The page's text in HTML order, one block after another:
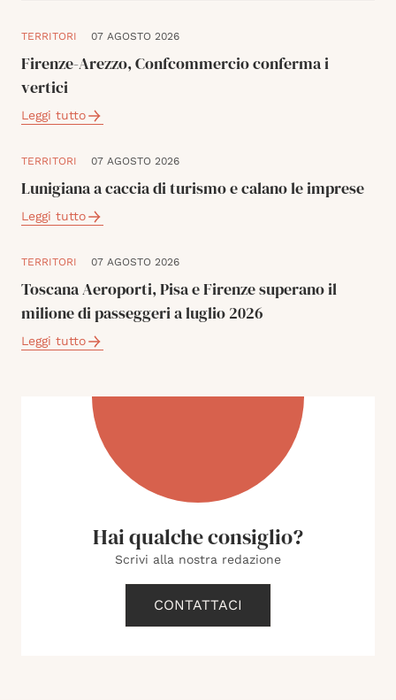
TERRITORI 07 AGOSTO 2026
Firenze-Arezzo, Confcommercio conferma i
vertici
Leggi tutto
TERRITORI 07 AGOSTO 2026
Lunigiana a caccia di turismo e calano le imprese
Leggi tutto
TERRITORI 07 AGOSTO 2026
Toscana Aeroporti, Pisa e Firenze superano il
milione di passeggeri a luglio 2026
Leggi tutto
Hai qualche consiglio?
Scrivi alla nostra redazione
CONTATTACI